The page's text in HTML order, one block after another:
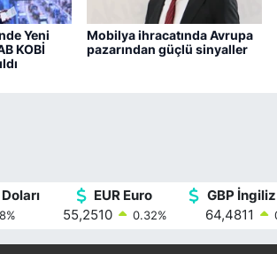
Yeni
KOBİ
Mobilya ihracatında Avrupa
pazarından güçlü sinyaller
%
EUR Euro
55,2510
0.32%
GBP
64,4811